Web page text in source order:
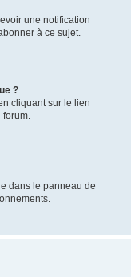
une notification
à ce sujet.
?
cliquant sur le lien
forum.
dans le panneau de